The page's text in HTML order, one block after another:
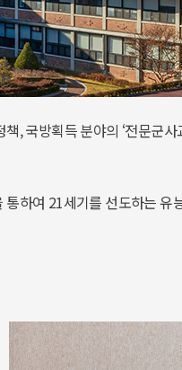
, 국방획득 분야의 ‘전문군
하여 21세기를 선도하는 유